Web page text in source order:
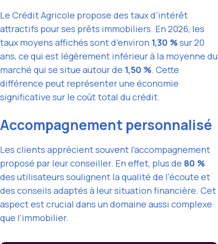
Le Crédit Agricole propose des taux d’intérêt
attractifs pour ses prêts immobiliers. En 2026, les
taux moyens affichés sont d’environ 1,30 %sur 20
ans, ce qui est légèrement inférieur à la moyenne du
marché qui se situe autour de 1,50 %. Cette
différence peut représenter une économie
significative sur le coût total du crédit.
Accompagnement personnalisé
Les clients apprécient souvent l’accompagnement
proposé par leur conseiller. En effet, plus de 80 %
des utilisateurs soulignent la qualité de l’écoute et
des conseils adaptés à leur situation financière. Cet
aspect est crucial dans un domaine aussi complexe
que l’immobilier.